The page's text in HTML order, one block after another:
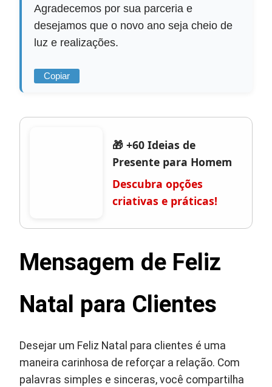
Agradecemos por sua parceria e
desejamos que o novo ano seja cheio de
luz e realizações.
Copiar
🎁 +60 Ideias de
Presente para Homem
Descubra opções
criativas e práticas!
Mensagem de Feliz
Natal para Clientes
Desejar um Feliz Natal para clientes é uma
maneira carinhosa de reforçar a relação. Com
palavras simples e sinceras, você compartilha